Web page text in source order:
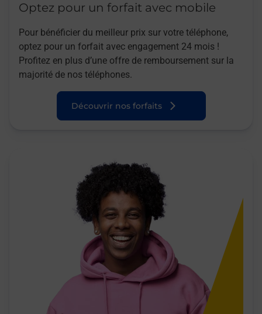
Optez pour un forfait avec mobile
Pour bénéficier du meilleur prix sur votre téléphone,
optez pour un forfait avec engagement 24 mois !
Profitez en plus d’une offre de remboursement sur la
majorité de nos téléphones.
Découvrir nos forfaits